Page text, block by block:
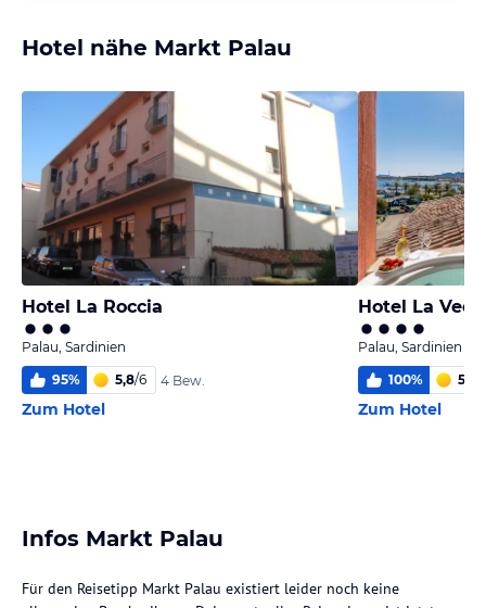
Hotel nähe Markt Palau
Hotel La Roccia
Palau, Sardinien
95% 5,8/6 4 Bew.
Zum Hotel
Hotel La
Palau, Sardinien
100% 5,8
Zum Hotel
Infos Markt Palau
Für den Reisetipp Markt Palau existiert leider noch keine